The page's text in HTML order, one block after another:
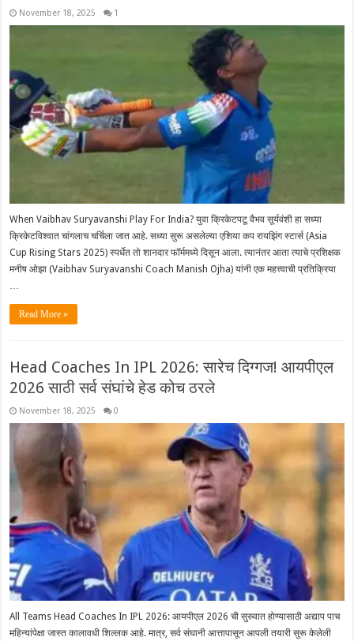
November 18, 2025 1
When Vaibhav Suryavanshi Play For India? युवा क्रिकेटपटू वैभव सूर्यवंशी हा सध्या
क्रिकेटविश्वात चांगलाच चर्चिला जात आहे. सध्या सुरू असलेल्या एशिया कप रायझिंग स्टार्स (Asia
Cup Rising Stars 2025) स्पर्धेत तो शानदार फॉर्ममध्ये दिसून आला.‌ त्यानंतर आता त्याचे प्रशिक्षक
मनीष ओझा (Vaibhav Suryavanshi Coach Manish Ojha) यांनी एक महत्त्वाची प्रतिक्रिया
Read More »
Head Coaches In IPL 2026: सारेच दिग्गज! आयपीएल
2026 साठी सर्व संघांचे हेड कोच ठरले
November 18, 2025 0
All Teams Head Coaches In IPL 2026: आयपीएल 2026 ची सुरुवात होण्यासाठी अद्याप पाच
महिन्यांपेक्षा जास्त कालावधी शिल्लक आहे. मात्र, सर्व संघानी आत्तापासून आपली तयारी सुरू केलेली